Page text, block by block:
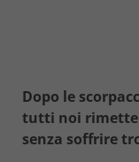
Dopo le
tutti noi
senza soffrire